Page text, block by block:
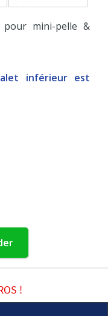
mini-pelle &
inférieur est
!